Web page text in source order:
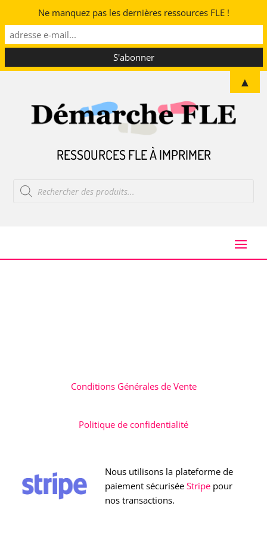
RESSOURCES FLE À IMPRIMER
Recherche
de
produits
Conditions Générales de Vente
Politique de confidentialité
Nous utilisons la plateforme de
paiement sécuriséeStripe pour
nos transactions.
Ne manquez pas les dernières ressources FLE !
▲